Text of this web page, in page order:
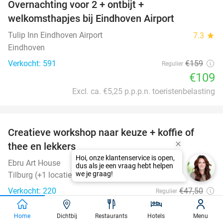
Overnachting voor 2 + ontbijt +
welkomsthapjes bij Eindhoven Airport
Tulip Inn Eindhoven Airport 7.3 star
Eindhoven
Verkocht: 591
Regulier €159
€109
Excl. ca. €5,25 p.p.p.n. toeristenbelasting
26%
Creatieve workshop naar keuze + koffie of
thee en lekkers
Ebru Art House
Tilburg (+1 locatie)
Verkocht: 220
Regulier €47,50
€34
Home Dichtbij Restaurants Hotels Menu